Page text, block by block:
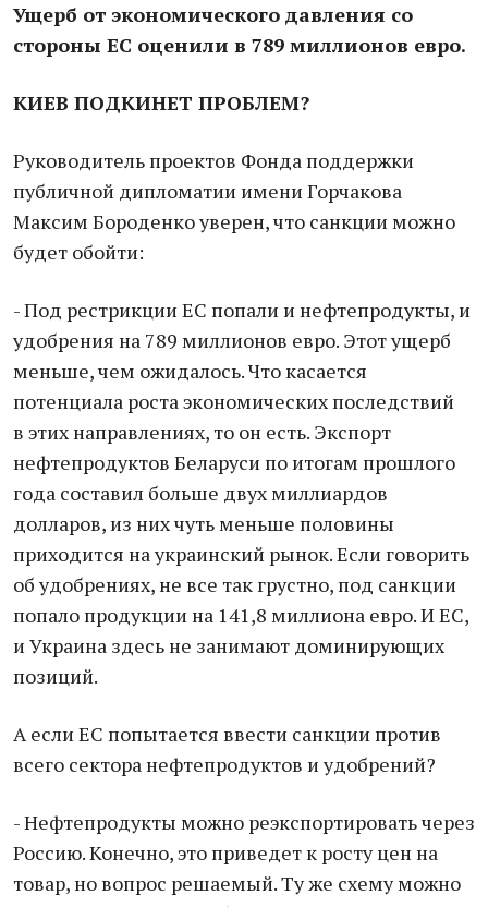
Ущерб от экономического давления со
стороны ЕС оценили в 789 миллионов евро.
КИЕВ ПОДКИНЕТ ПРОБЛЕМ?
Руководитель проектов Фонда поддержки
публичной дипломатии имени Горчакова
Максим Бороденко уверен, что санкции можно
будет обойти:
- Под рестрикции ЕС попали и нефтепродукты, и
удобрения на 789 миллионов евро. Этот ущерб
меньше, чем ожидалось. Что касается
потенциала роста экономических последствий
в этих направлениях, то он есть. Экспорт
нефтепродуктов Беларуси по итогам прошлого
года составил больше двух миллиардов
долларов, из них чуть меньше половины
приходится на украинский рынок. Если говорить
об удобрениях, не все так грустно, под санкции
попало продукции на 141,8 миллиона евро. И ЕС,
и Украина здесь не занимают доминирующих
позиций.
А если ЕС попытается ввести санкции против
всего сектора нефтепродуктов и удобрений?
- Нефтепродукты можно реэкспортировать через
Россию. Конечно, это приведет к росту цен на
товар, но вопрос решаемый. Ту же схему можно